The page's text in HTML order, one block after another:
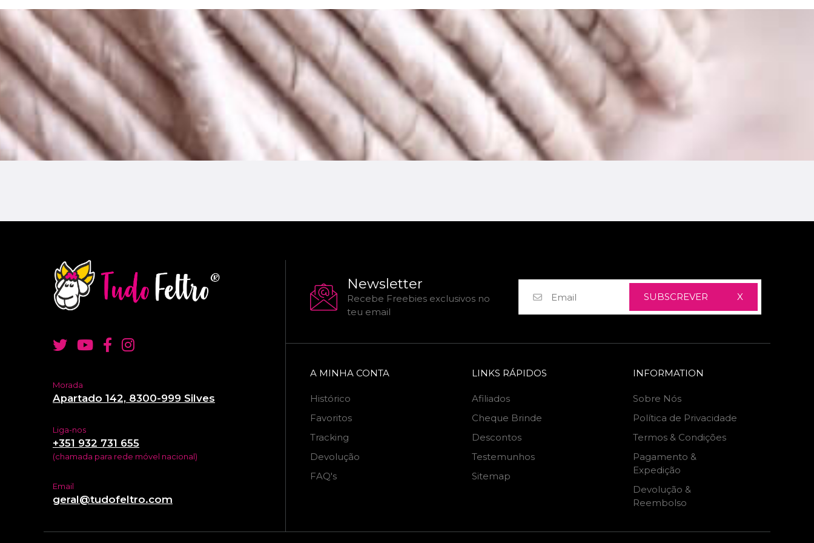
Tecelagem
Morada
Apartado 142, 8300-999 Silves
Liga-nos
+351 932 731 655
(chamada para rede móvel nacional)
Email
geral@tudofeltro.com
Newsletter
Recebe Freebies exclusivos no
teu email
SUBSCREVER X
A MINHA CONTA
Histórico
Favoritos
Tracking
Devolução
FAQ's
LINKS RÁPIDOS
Afiliados
Cheque Brinde
Descontos
Testemunhos
Sitemap
INFORMATION
Sobre Nós
Política de Privacidade
Termos & Condições
Pagamento &
Expedição
Devolução &
Reembolso